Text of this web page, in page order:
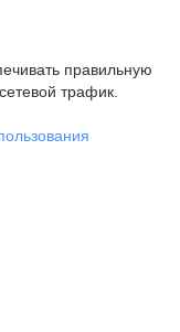
правильную
трафик.